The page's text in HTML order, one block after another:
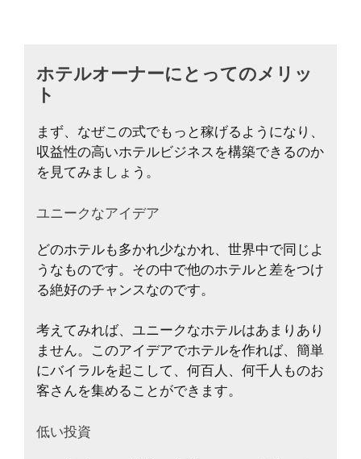
ホテルオーナーにとってのメリッ
ト
まず、なぜこの式でもっと稼げるようになり、
収益性の高いホテルビジネスを構築できるのか
を見てみましょう。
ユニークなアイデア
どのホテルも多かれ少なかれ、世界中で同じよ
うなものです。その中で他のホテルと差をつけ
る絶好のチャンスなのです。
考えてみれば、ユニークなホテルはあまりあり
ません。このアイデアでホテルを作れば、簡単
にバイラルを起こして、何百人、何千人ものお
客さんを集めることができます。
低い投資